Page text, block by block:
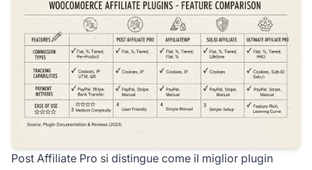
Post Affiliate Pro si distingue come il miglior plugin